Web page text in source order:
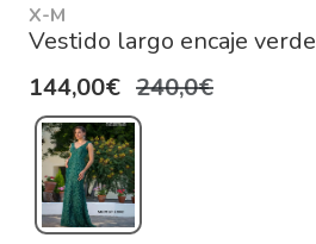
X-M
Vestido largo encaje verde
144,00€ 240,0€